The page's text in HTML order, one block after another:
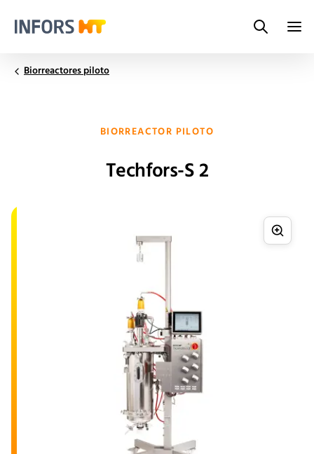
Search
Biorreactores piloto
BIORREACTOR PILOTO
Techfors-S 2